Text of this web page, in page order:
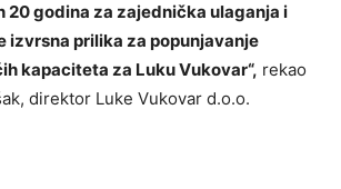
20 godina za zajednička ulaganja i
izvrsna prilika za popunjavanje
kapaciteta za Luku Vukovar“, rekao
direktor Luke Vukovar d.o.o.